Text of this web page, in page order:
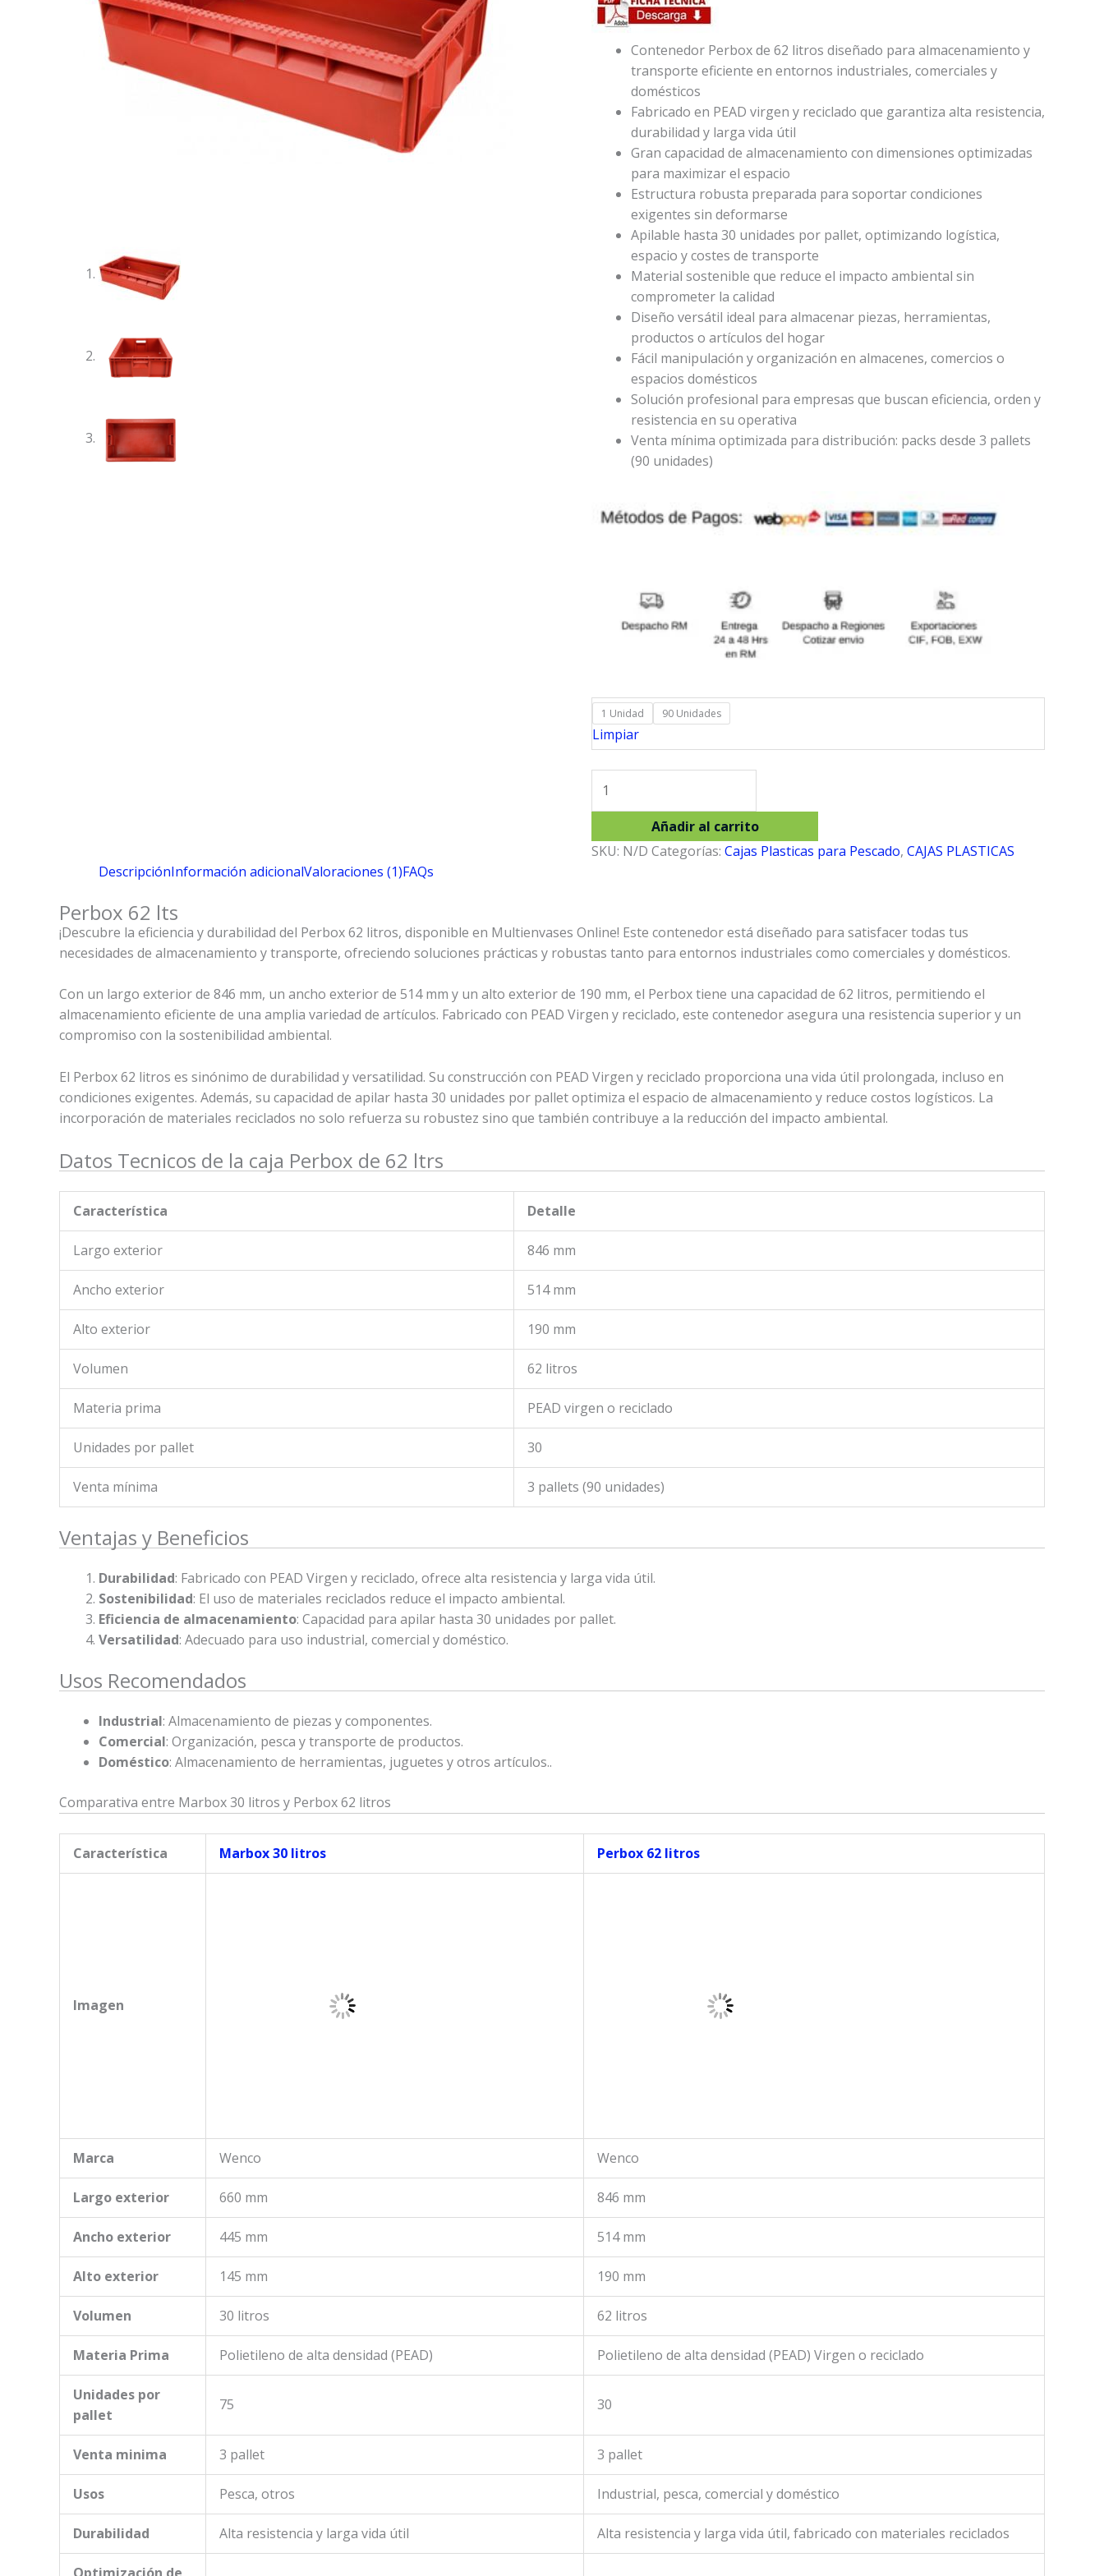
hasta
$2.810.070
Contenedor Perbox de 62 litros diseñado para almacenamiento y
transporte eficiente en entornos industriales, comerciales y
domésticos
Fabricado en PEAD virgen y reciclado que garantiza alta resistencia,
durabilidad y larga vida útil
Gran capacidad de almacenamiento con dimensiones optimizadas
para maximizar el espacio
Estructura robusta preparada para soportar condiciones
exigentes sin deformarse
Apilable hasta 30 unidades por pallet, optimizando logística,
espacio y costes de transporte
Material sostenible que reduce el impacto ambiental sin
comprometer la calidad
Diseño versátil ideal para almacenar piezas, herramientas,
productos o artículos del hogar
Fácil manipulación y organización en almacenes, comercios o
espacios domésticos
Solución profesional para empresas que buscan eficiencia, orden y
resistencia en su operativa
Venta mínima optimizada para distribución: packs desde 3 pallets
(90 unidades)
1 Unidad 90 Unidades
Limpiar
cantidad
Añadir al carrito
SKU: N/D Categorías: Cajas Plasticas para Pescado, CAJAS PLASTICAS
DescripciónInformación adicionalValoraciones (1)FAQs
Perbox 62 lts
¡Descubre la eficiencia y durabilidad del Perbox 62 litros, disponible en Multienvases Online! Este contenedor está diseñado para satisfacer todas tus
necesidades de almacenamiento y transporte, ofreciendo soluciones prácticas y robustas tanto para entornos industriales como comerciales y domésticos.
Con un largo exterior de 846 mm, un ancho exterior de 514 mm y un alto exterior de 190 mm, el Perbox tiene una capacidad de 62 litros, permitiendo el
almacenamiento eficiente de una amplia variedad de artículos. Fabricado con PEAD Virgen y reciclado, este contenedor asegura una resistencia superior y un
compromiso con la sostenibilidad ambiental.
El Perbox 62 litros es sinónimo de durabilidad y versatilidad. Su construcción con PEAD Virgen y reciclado proporciona una vida útil prolongada, incluso en
condiciones exigentes. Además, su capacidad de apilar hasta 30 unidades por pallet optimiza el espacio de almacenamiento y reduce costos logísticos. La
incorporación de materiales reciclados no solo refuerza su robustez sino que también contribuye a la reducción del impacto ambiental.
Datos Tecnicos de la caja Perbox de 62 ltrs
Característica Detalle
Largo exterior 846 mm
Ancho exterior 514 mm
Alto exterior 190 mm
Volumen 62 litros
Materia prima PEAD virgen o reciclado
Unidades por pallet 30
Venta mínima 3 pallets (90 unidades)
Ventajas y Beneficios
Durabilidad: Fabricado con PEAD Virgen y reciclado, ofrece alta resistencia y larga vida útil.
Sostenibilidad: El uso de materiales reciclados reduce el impacto ambiental.
Eficiencia de almacenamiento: Capacidad para apilar hasta 30 unidades por pallet.
Versatilidad: Adecuado para uso industrial, comercial y doméstico.
Usos Recomendados
Industrial: Almacenamiento de piezas y componentes.
Comercial: Organización, pesca y transporte de productos.
Doméstico: Almacenamiento de herramientas, juguetes y otros artículos..
Comparativa entre Marbox 30 litros y Perbox 62 litros
Característica Marbox 30 litros Perbox 62 litros
Imagen
Marca Wenco Wenco
Largo exterior 660 mm 846 mm
Ancho exterior 445 mm 514 mm
Alto exterior 145 mm 190 mm
Volumen 30 litros 62 litros
Materia Prima Polietileno de alta densidad (PEAD) Polietileno de alta densidad (PEAD) Virgen o reciclado
Unidades por
pallet
75 30
Venta minima 3 pallet 3 pallet
Usos Pesca, otros Industrial, pesca, comercial y doméstico
Durabilidad Alta resistencia y larga vida útil Alta resistencia y larga vida útil, fabricado con materiales reciclados
Optimización de